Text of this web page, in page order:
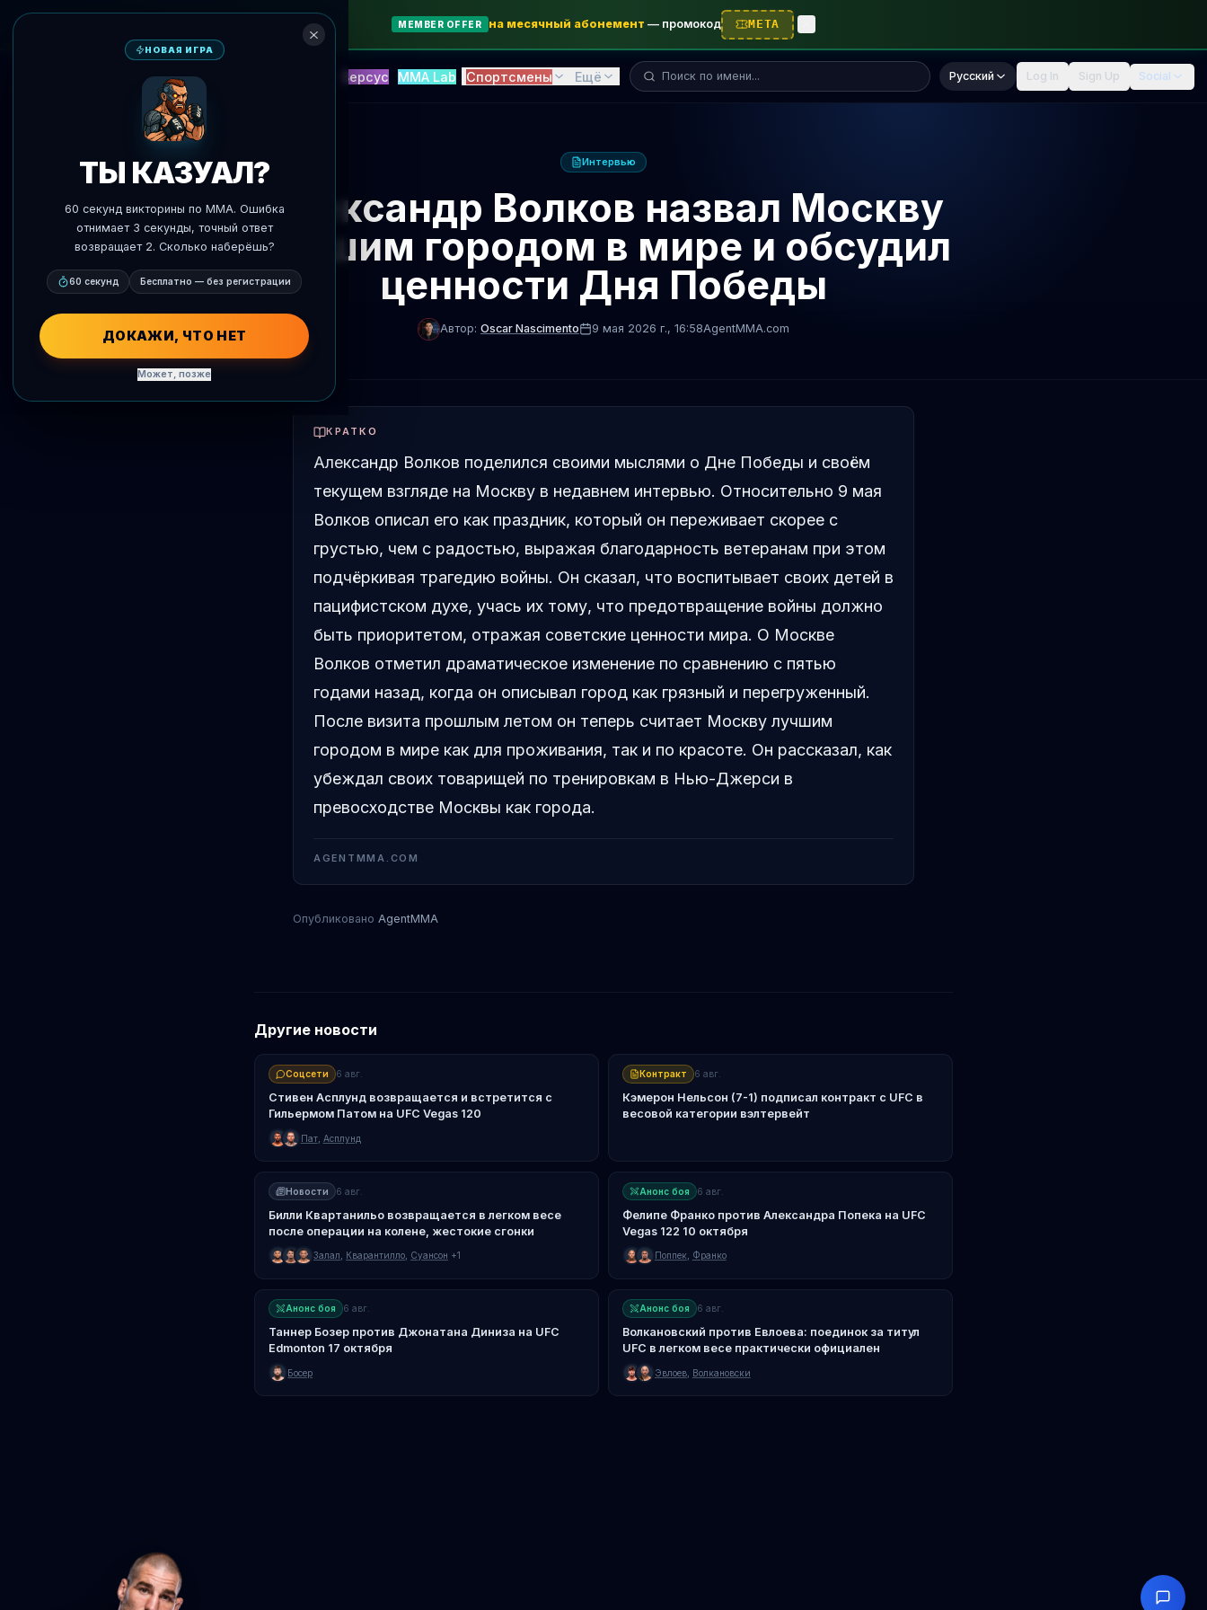
MEMBER OFFER на месячный абонемент — промокод META
ИИ Прогнозы Блиц Версус MMA Lab Спортсмены Ещё Поиск бойца... Русский Log In Sign Up Social
Интервью
Александр Волков назвал Москву
лучшим городом в мире и обсудил
ценности Дня Победы
Автор: Oscar Nascimento 9 мая 2026 г., 16:58AgentMMA.com
КРАТКО
Александр Волков поделился своими мыслями о Дне Победы и своём
текущем взгляде на Москву в недавнем интервью. Относительно 9 мая
Волков описал его как праздник, который он переживает скорее с
грустью, чем с радостью, выражая благодарность ветеранам при этом
подчёркивая трагедию войны. Он сказал, что воспитывает своих детей в
пацифистском духе, учась их тому, что предотвращение войны должно
быть приоритетом, отражая советские ценности мира. О Москве
Волков отметил драматическое изменение по сравнению с пятью
годами назад, когда он описывал город как грязный и перегруженный.
После визита прошлым летом он теперь считает Москву лучшим
городом в мире как для проживания, так и по красоте. Он рассказал, как
убеждал своих товарищей по тренировкам в Нью-Джерси в
превосходстве Москвы как города.
AGENTMMA.COM
Опубликовано AgentMMA
Другие новости
Соцсети 6 авг.
Стивен Асплунд возвращается и встретится с
Гильермом Патом на UFC Vegas 120
Пат, Асплунд
Контракт 6 авг.
Кэмерон Нельсон (7-1) подписал контракт с UFC в
весовой категории вэлтервейт
Новости 6 авг.
Билли Квартанильо возвращается в легком весе
после операции на колене, жестокие сгонки
Залал Кварантилло, Суансон +1
Анонс боя 6 авг.
Фелипе Франко против Александра Попека на UFC
Vegas 122 10 октября
Поппек, Франко
Анонс боя 6 авг.
Таннер Бозер против Джонатана Диниза на UFC
Edmonton 17 октября
Босер
Анонс боя 6 авг.
Волкановский против Евлоева: поединок за титул
UFC в легком весе практически официален
Эвлоев, Волкановски
НОВАЯ ИГРА
ТЫ КАЗУАЛ?
60 секунд викторины по MMA. Ошибка
отнимает 3 секунды, точный ответ
возвращает 2. Сколько наберёшь?
60 секунд Бесплатно — без регистрации
ДОКАЖИ, ЧТО НЕТ
Может, позже